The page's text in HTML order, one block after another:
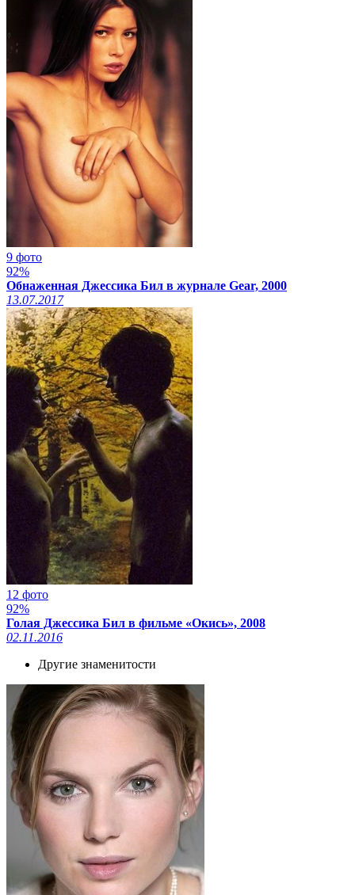
9 фото
92%
Обнаженная Джессика Бил в журнале Gear, 2000
13.07.2017
12 фото
92%
Голая Джессика Бил в фильме «Окись», 2008
02.11.2016
Другие знаменитости